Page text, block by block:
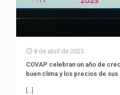
8 de abril de 2025
COVAP celebran un año de
buen clima y los precios de
[…]